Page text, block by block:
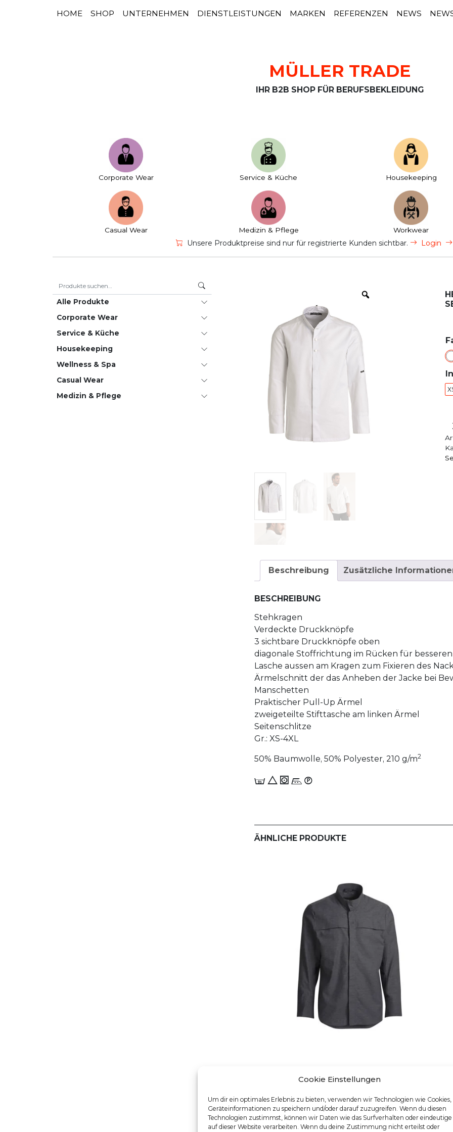
Cookie Einstellungen
Um dir ein optimales Erlebnis zu bieten, verwenden wir Technologien wie
Geräteinformationen zu speichern und/oder darauf zuzugreifen. Wenn du diesen
Technologien zustimmst, können wir Daten wie das Surfverhalten oder eindeutige
auf dieser Website verarbeiten. Wenn du deine Zustimmung nicht erteilst oder
HAUPTNAVIGATION
HOME SHOP UNTERNEHMEN DIENSTLEISTUNGEN MARKEN REFERENZEN NEWS
MÜLLER TRADE
IHR B2B SHOP FÜR BERUFSBEKLEIDUNG
Corporate Wear Service & Küche House­keeping
Casual Wear Medizin & Pflege Workwear
Unsere Produktpreise sind nur für registrierte Kunden sichtbar. Login
Alle Produkte
Corporate Wear
Service & Küche
House­keeping
Wellness & Spa
Casual Wear
Medizin & Pflege
Beschreibung Zusätzliche
BESCHREIBUNG
Stehkragen
Verdeckte Druckknöpfe
3 sichtbare Druckknöpfe oben
diagonale Stoffrichtung im Rücken für
Lasche aussen am Kragen zum Fixieren des
Ärmelschnitt der das Anheben der Jacke bei
Manschetten
Praktischer Pull-Up Ärmel
zweigeteilte Stifttasche am linken Ärmel
Seitenschlitze
Gr.: XS-4XL
50% Baumwolle, 50% Polyester, 210 g/m2
E 8 1 n_W
ÄHNLICHE PRODUKTE
HERREN-KOCHHEMD
Dieses Produkt weist